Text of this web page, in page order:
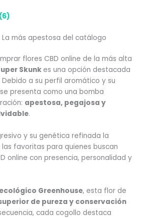
La más apestosa del catálogo
flores CBD online de la más alta
Skunk es una opción destacada
Debido a su perfil aromático y su
presenta como una bomba
apestosa, pegajosa y
.
y su genética refinada la
favoritas para quienes buscan
online con presencia, personalidad y
Greenhouse, esta flor de
de pureza y conservación
cada cogollo destaca